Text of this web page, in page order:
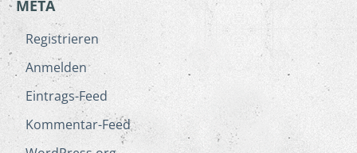
META
Registrieren
Anmelden
Eintrags-Feed
Kommentar-Feed